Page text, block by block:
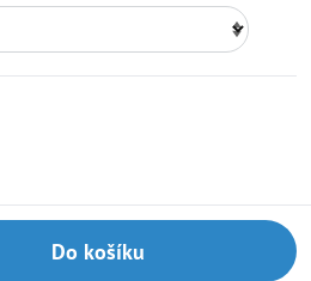
Do košíku